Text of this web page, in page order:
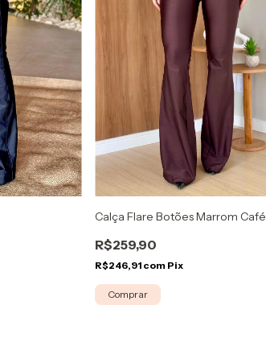
Calça Flare Botões Marrom Café
R$259,90
R$246,91 com Pix
Comprar